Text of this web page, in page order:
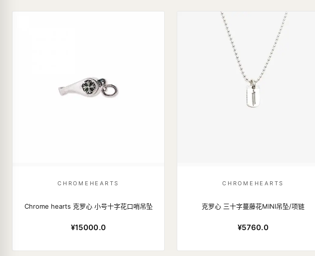
CHROMEHEARTS
Chrome hearts 克罗心 小号十字花口哨吊坠
¥15000.0
CHROMEHEARTS
克罗心 三十字蔓藤花MINI吊坠/项链
¥5760.0